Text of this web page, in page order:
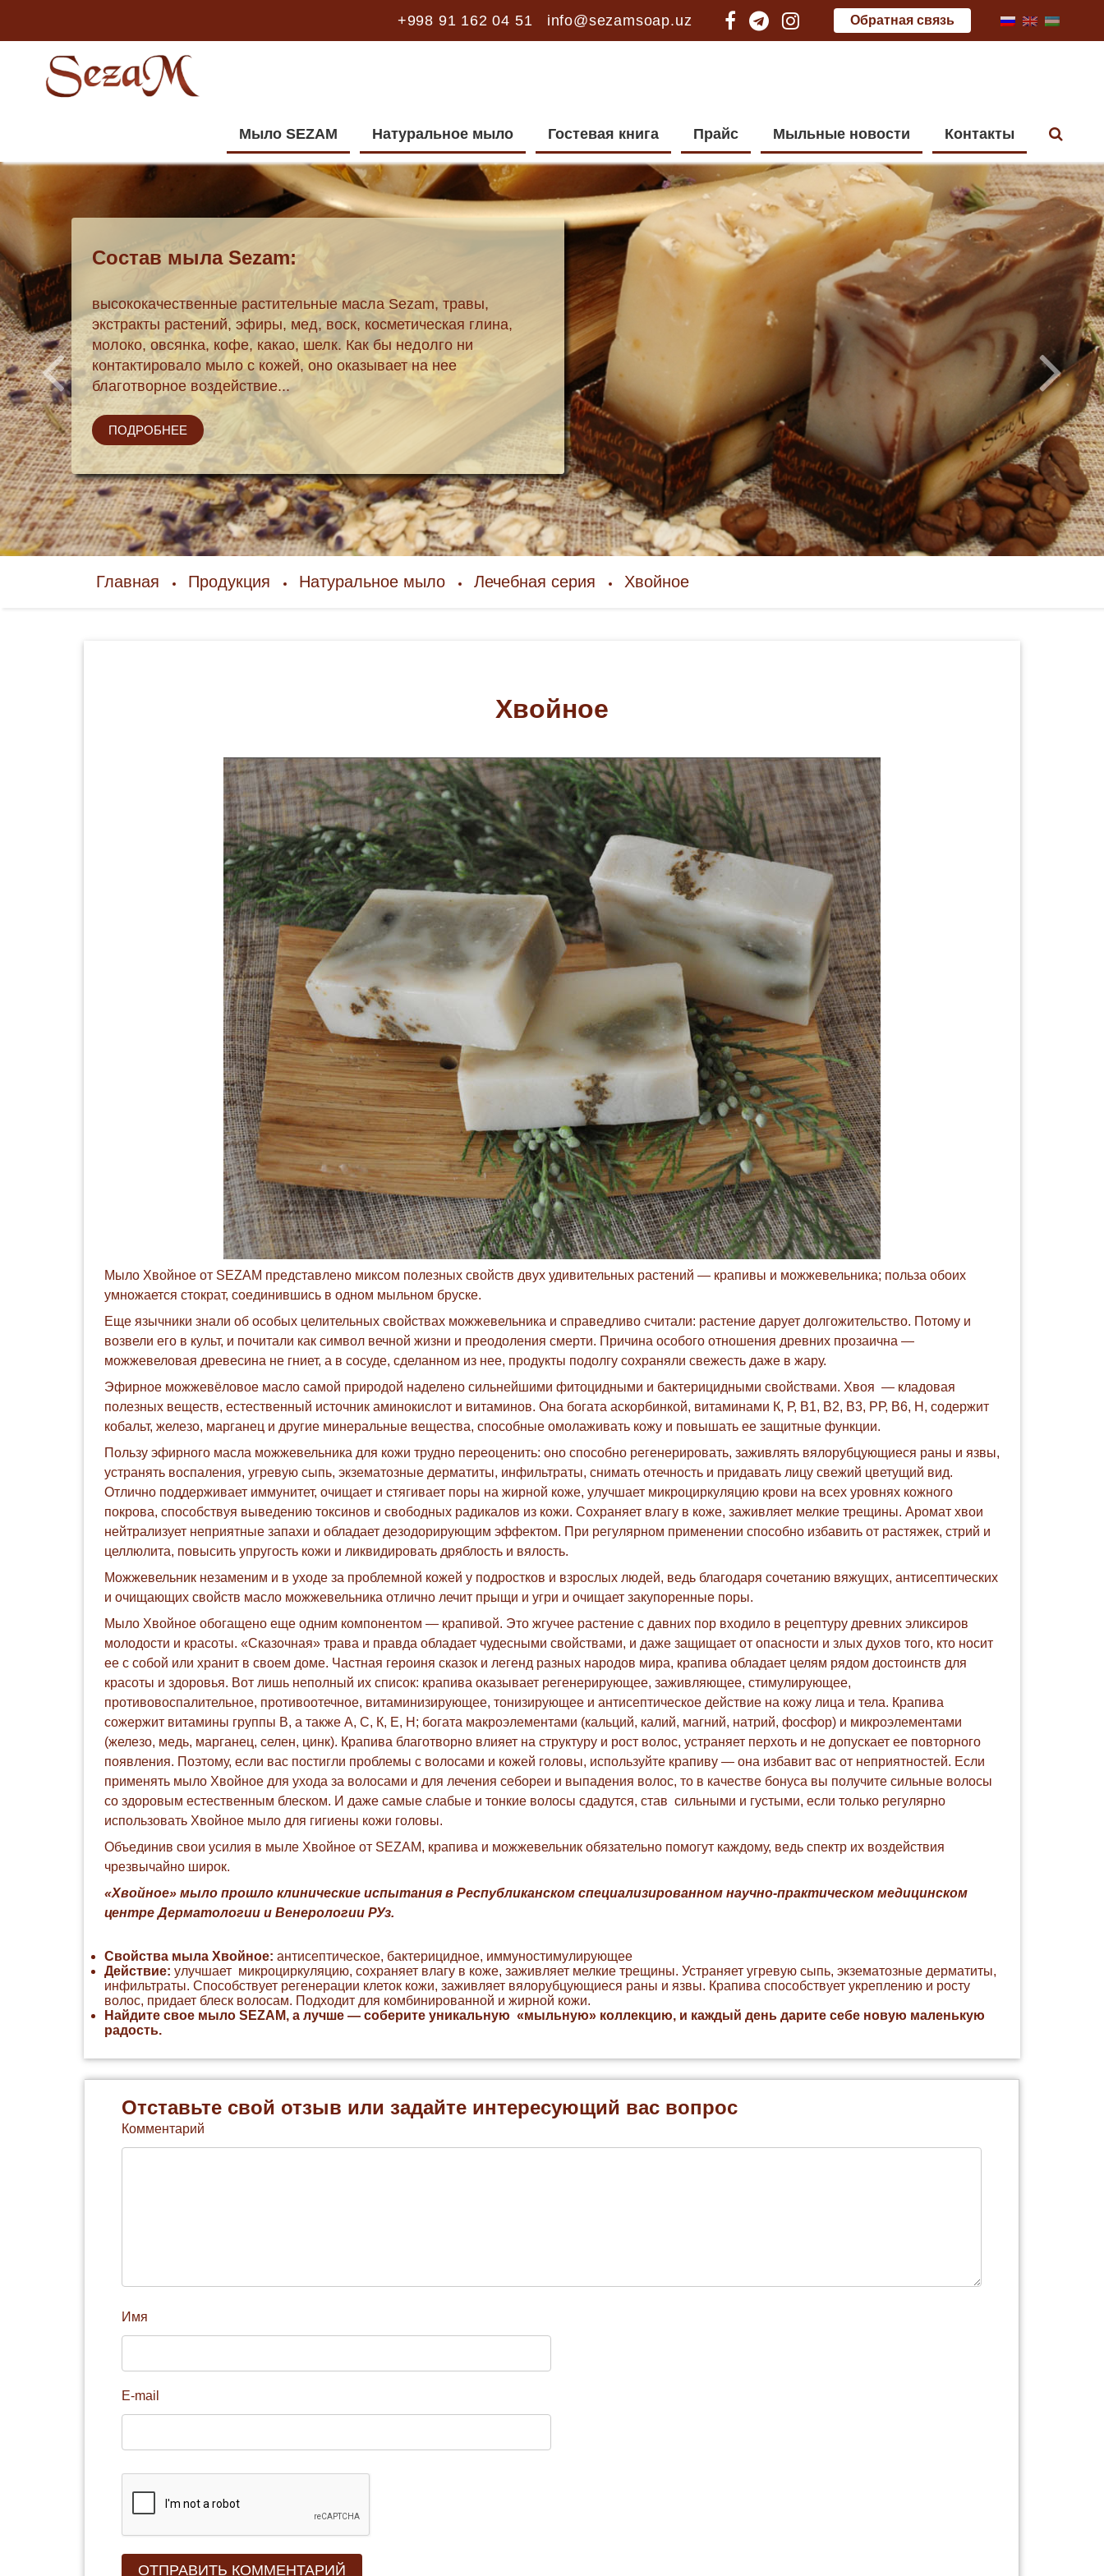
+998 91 162 04 51 info@sezamsoap.uz Обратная связь
Мыло SEZAM Натуральное мыло Гостевая книга Прайс Мыльные новости Контакты
Коллекция шакараб.
Или ачик-чучук. А может, ачичук. Главное — что внутри:
+Томатно-молочное+Огуречное мыло.
Угощаемся!
ПОДРОБНЕЕ
Главная Продукция Натуральное мыло Лечебная серия Хвойное
Хвойное
Мыло Хвойное от SEZAM представлено миксом полезных свойств двух удивительных растений — крапивы и можжевельника; польза обоих
умножается стократ, соединившись в одном мыльном бруске.
Еще язычники знали об особых целительных свойствах можжевельника и справедливо считали: растение дарует долгожительство. Потому и
возвели его в культ, и почитали как символ вечной жизни и преодоления смерти. Причина особого отношения древних прозаична —
можжевеловая древесина не гниет, а в сосуде, сделанном из нее, продукты подолгу сохраняли свежесть даже в жару.
Эфирное можжевёловое масло самой природой наделено сильнейшими фитоцидными и бактерицидными свойствами. Хвоя — кладовая
полезных веществ, естественный источник аминокислот и витаминов. Она богата аскорбинкой, витаминами К, Р, В1, В2, В3, РР, В6, Н, содержит
кобальт, железо, марганец и другие минеральные вещества, способные омолаживать кожу и повышать ее защитные функции.
Пользу эфирного масла можжевельника для кожи трудно переоценить: оно способно регенерировать, заживлять вялорубцующиеся раны и язвы,
устранять воспаления, угревую сыпь, экзематозные дерматиты, инфильтраты, снимать отечность и придавать лицу свежий цветущий вид.
Отлично поддерживает иммунитет, очищает и стягивает поры на жирной коже, улучшает микроциркуляцию крови на всех уровнях кожного
покрова, способствуя выведению токсинов и свободных радикалов из кожи. Сохраняет влагу в коже, заживляет мелкие трещины. Аромат хвои
нейтрализует неприятные запахи и обладает дезодорирующим эффектом. При регулярном применении способно избавить от растяжек, стрий и
целлюлита, повысить упругость кожи и ликвидировать дряблость и вялость.
Можжевельник незаменим и в уходе за проблемной кожей у подростков и взрослых людей, ведь благодаря сочетанию вяжущих, антисептических
и очищающих свойств масло можжевельника отлично лечит прыщи и угри и очищает закупоренные поры.
Мыло Хвойное обогащено еще одним компонентом — крапивой. Это жгучее растение с давних пор входило в рецептуру древних эликсиров
молодости и красоты. «Сказочная» трава и правда обладает чудесными свойствами, и даже защищает от опасности и злых духов того, кто носит
ее с собой или хранит в своем доме. Частная героиня сказок и легенд разных народов мира, крапива обладает целям рядом достоинств для
красоты и здоровья. Вот лишь неполный их список: крапива оказывает регенерирующее, заживляющее, стимулирующее,
противовоспалительное, противоотечное, витаминизирующее, тонизирующее и антисептическое действие на кожу лица и тела. Крапива
сожержит витамины группы В, а также А, С, К, Е, H; богата макроэлементами (кальций, калий, магний, натрий, фосфор) и микроэлементами
(железо, медь, марганец, селен, цинк). Крапива благотворно влияет на структуру и рост волос, устраняет перхоть и не допускает ее повторного
появления. Поэтому, если вас постигли проблемы с волосами и кожей головы, используйте крапиву — она избавит вас от неприятностей. Если
применять мыло Хвойное для ухода за волосами и для лечения себореи и выпадения волос, то в качестве бонуса вы получите сильные волосы
со здоровым естественным блеском. И даже самые слабые и тонкие волосы сдадутся, став сильными и густыми, если только регулярно
использовать Хвойное мыло для гигиены кожи головы.
Объединив свои усилия в мыле Хвойное от SEZAM, крапива и можжевельник обязательно помогут каждому, ведь спектр их воздействия
чрезвычайно широк.
«Хвойное» мыло прошло клинические испытания в Республиканском специализированном научно-практическом медицинском
центре Дерматологии и Венерологии РУз.
Свойства мыла Хвойное: антисептическое, бактерицидное, иммуностимулирующее
Действие: улучшает микроциркуляцию, сохраняет влагу в коже, заживляет мелкие трещины. Устраняет угревую сыпь, экзематозные дерматиты,
инфильтраты. Способствует регенерации клеток кожи, заживляет вялорубцующиеся раны и язвы. Крапива способствует укреплению и росту
волос, придает блеск волосам. Подходит для комбинированной и жирной кожи.
Найдите свое мыло SEZAM, а лучше — соберите уникальную «мыльную» коллекцию, и каждый день дарите себе новую маленькую
радость.
Отставьте свой отзыв или задайте интересующий вас вопрос
Комментарий
Имя
E-mail